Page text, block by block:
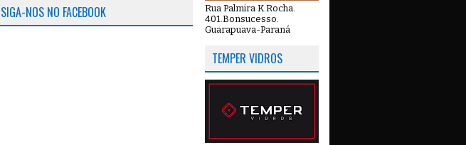
SIGA-NOS NO FACEBOOK
Rua Palmira K.Rocha.
401.Bonsucesso.
Guarapuava-Paraná
TEMPER VIDROS